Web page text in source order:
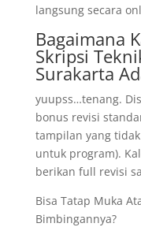
langsung secara
Bagaimana
Skripsi
Surakarta
yuupss…tenang.
bonus revisi
tampilan yang
untuk program).
berikan full revisi
Bisa Tatap Muka
Bimbingannya?